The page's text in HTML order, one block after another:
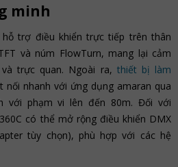
minh
hỗ trợ điều khiển trực tiếp trên thân
và núm FlowTurn, mang lại cảm
trực quan. Ngoài ra, thiết bị làm
nối nhanh với ứng dụng amaran qua
với phạm vi lên đến 80m. Đối với
có thể mở rộng điều khiển DMX
tùy chọn), phù hợp với các hệ